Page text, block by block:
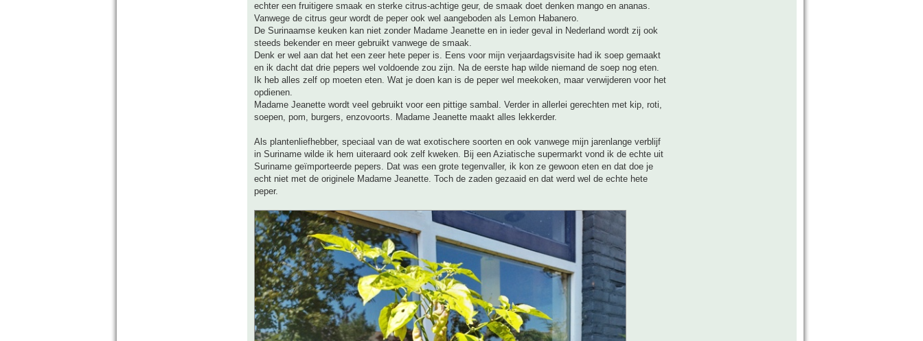
echter een fruitigere smaak en sterke citrus-achtige geur, de smaak doet denken mango en ananas.
Vanwege de citrus geur wordt de peper ook wel aangeboden als Lemon Habanero.
De Surinaamse keuken kan niet zonder Madame Jeanette en in ieder geval in Nederland wordt zij ook
steeds bekender en meer gebruikt vanwege de smaak.
Denk er wel aan dat het een zeer hete peper is. Eens voor mijn verjaardagsvisite had ik soep gemaakt
en ik dacht dat drie pepers wel voldoende zou zijn. Na de eerste hap wilde niemand de soep nog eten.
Ik heb alles zelf op moeten eten. Wat je doen kan is de peper wel meekoken, maar verwijderen voor het
opdienen.
Madame Jeanette wordt veel gebruikt voor een pittige sambal. Verder in allerlei gerechten met kip, roti,
soepen, pom, burgers, enzovoorts. Madame Jeanette maakt alles lekkerder.
Als plantenliefhebber, speciaal van de wat exotischere soorten en ook vanwege mijn jarenlange verblijf
in Suriname wilde ik hem uiteraard ook zelf kweken. Bij een Aziatische supermarkt vond ik de echte uit
Suriname geïmporteerde pepers. Dat was een grote tegenvaller, ik kon ze gewoon eten en dat doe je
echt niet met de originele Madame Jeanette. Toch de zaden gezaaid en dat werd wel de echte hete
peper.